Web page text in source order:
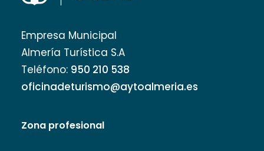
Empresa Municipal
Almería Turística S.A
Teléfono: 950 210 538
oficinadeturismo@aytoalmeria.es
Zona profesional